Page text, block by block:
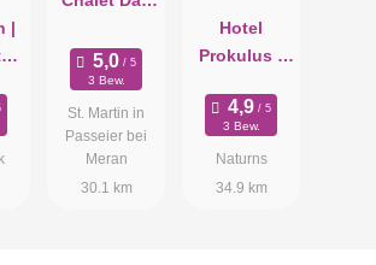
|
sel
3 Bew.
St. Martin in
Passeier bei
Meran
30.1 km
Hotel
Prokulus -
Wellness
3 Bew.
Naturns
34.9 km